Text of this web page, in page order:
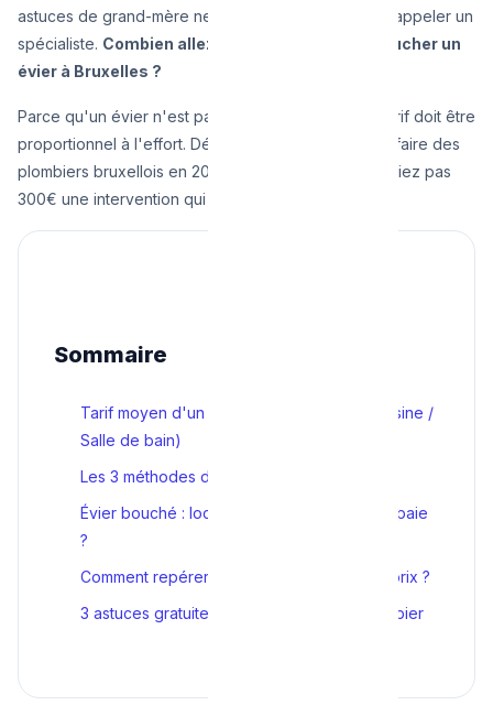
astuces de grand-mère ne fonctionnent plus, il faut appeler un
spécialiste. Combien allez-vous payer pour déboucher un
évier à Bruxelles ?
Parce qu'un évier n'est pas un égout principal, le tarif doit être
proportionnel à l'effort. Découvrez la vraie grille tarifaire des
plombiers bruxellois en 2025, pour que vous ne payiez pas
300€ une intervention qui en vaut 90€.
Sommaire
Tarif moyen d'un débouchage d'évier (Cuisine /
Salle de bain)
Les 3 méthodes du plombier et leur coût
Évier bouché : locataire ou propriétaire qui paie
?
Comment repérer un déboucheur hors de prix ?
3 astuces gratuites avant d'appeler le plombier